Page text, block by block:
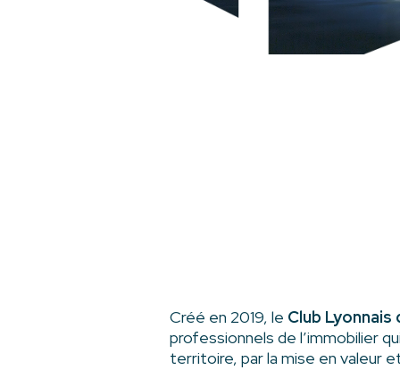
Créé en 2019, le Club
professionnels de l’immobilier
territoire, par la mise en valeur